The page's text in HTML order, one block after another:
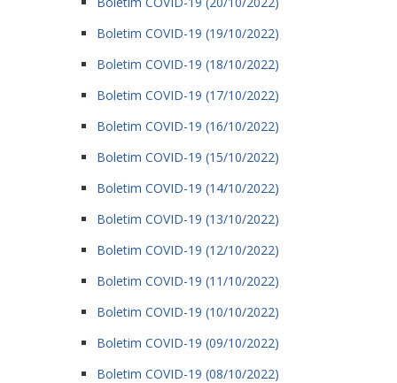
Boletim COVID-19 (19/10/2022)
Boletim COVID-19 (18/10/2022)
Boletim COVID-19 (17/10/2022)
Boletim COVID-19 (16/10/2022)
Boletim COVID-19 (15/10/2022)
Boletim COVID-19 (14/10/2022)
Boletim COVID-19 (13/10/2022)
Boletim COVID-19 (12/10/2022)
Boletim COVID-19 (11/10/2022)
Boletim COVID-19 (10/10/2022)
Boletim COVID-19 (09/10/2022)
Boletim COVID-19 (08/10/2022)